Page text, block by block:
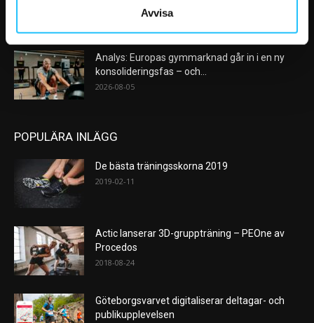
Avvisa
Analys: Europas gymmarknad går in i en ny
konsolideringsfas – och...
2026-08-05
POPULÄRA INLÄGG
De bästa träningsskorna 2019
2019-02-11
Actic lanserar 3D-gruppträning – PEOne av
Procedos
2018-08-24
Göteborgsvarvet digitaliserar deltagar- och
publikupplevelsen